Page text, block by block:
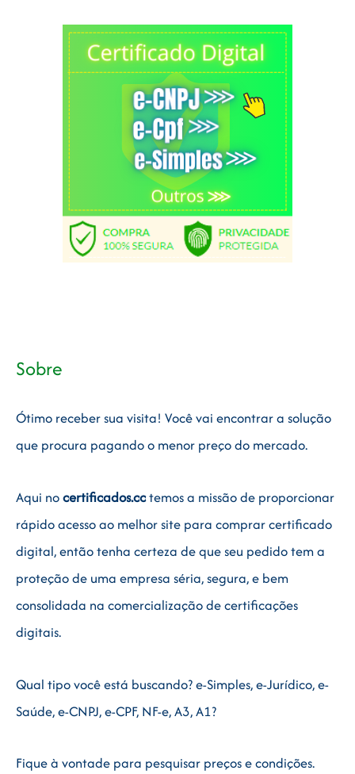
Sobre
Ótimo receber sua visita! Você vai encontrar a solução
que procura pagando o menor preço do mercado.
Aqui nocertificados.cctemos a missão de proporcionar
rápido acesso ao melhor site para comprar certificado
digital, então tenha certeza de que seu pedido tem a
proteção de uma empresa séria, segura, e bem
consolidada na comercialização de certificações
digitais.
Qual tipo você está buscando? e-Simples, e-Jurídico, e-
Saúde, e-CNPJ, e-CPF, NF-e, A3, A1?
Fique à vontade para pesquisar preços e condições.